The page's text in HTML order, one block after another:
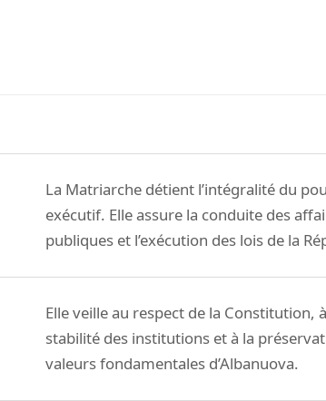
La Matriarche détient l’intégralité du
exécutif. Elle assure la conduite des
publiques et l’exécution des lois de la
Elle veille au respect de la Constitution,
stabilité des institutions et à la
valeurs fondamentales d’Albanuova.